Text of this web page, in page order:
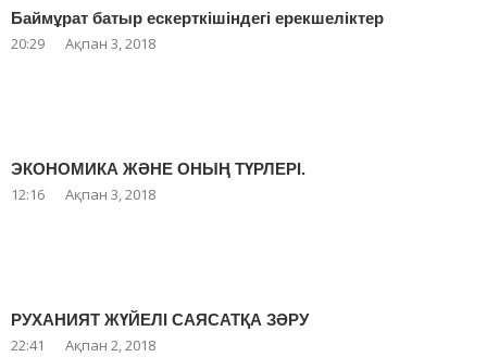
Баймұрат батыр ескерткішіндегі ерекшеліктер
20:29 Ақпан 3, 2018
ЭКОНОМИКА ЖӘНЕ ОНЫҢ ТҮРЛЕРІ.
12:16 Ақпан 3, 2018
РУХАНИЯТ ЖҮЙЕЛІ САЯСАТҚА ЗӘРУ
22:41 Ақпан 2, 2018